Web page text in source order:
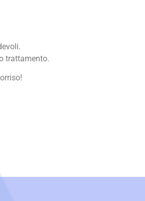
trattamento.